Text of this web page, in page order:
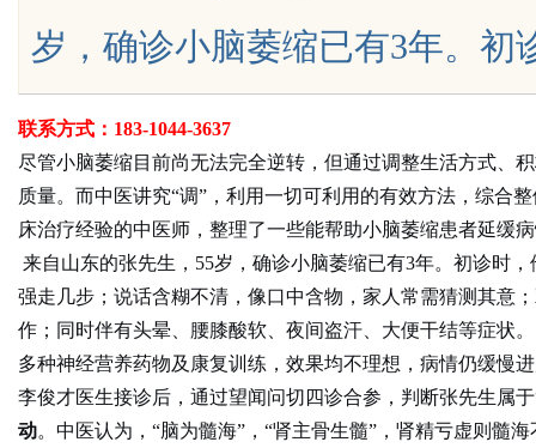
Bo
岁，确诊小脑萎缩已有3年。初
联系方式：183-1044-3637
尽管小脑萎缩目前尚无法完全逆转，但通过调整生活方式、
质量。而中医讲究“调”，利用一切可利用的有效方法，综合
床治疗经验的中医师，整理了一些能帮助小脑萎缩患者延缓
来自山东的张先生，55岁，确诊小脑萎缩已有3年。初诊时
强走几步；说话含糊不清，像口中含物，家人常需猜测其意
作；同时伴有头晕、腰膝酸软、夜间盗汗、大便干结等症状
多种神经营养药物及康复训练，效果均不理想，病情仍缓慢
李俊才医生接诊后，通过望闻问切四诊合参，判断张先生属
动。中医认为，“脑为髓海”，“肾主骨生髓”，肾精亏虚则髓